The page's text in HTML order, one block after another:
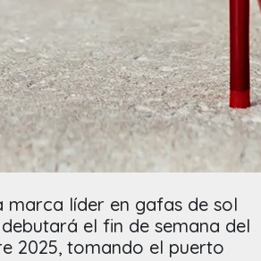
marca líder en gafas de sol
el fin de semana del
2025, tomando el puerto